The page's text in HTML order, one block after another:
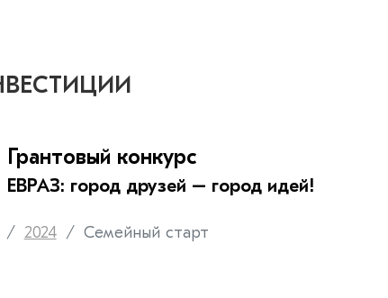
Грантовый конкурс
ЕВРАЗ: город друзей – город идей!
2024 Семейный старт